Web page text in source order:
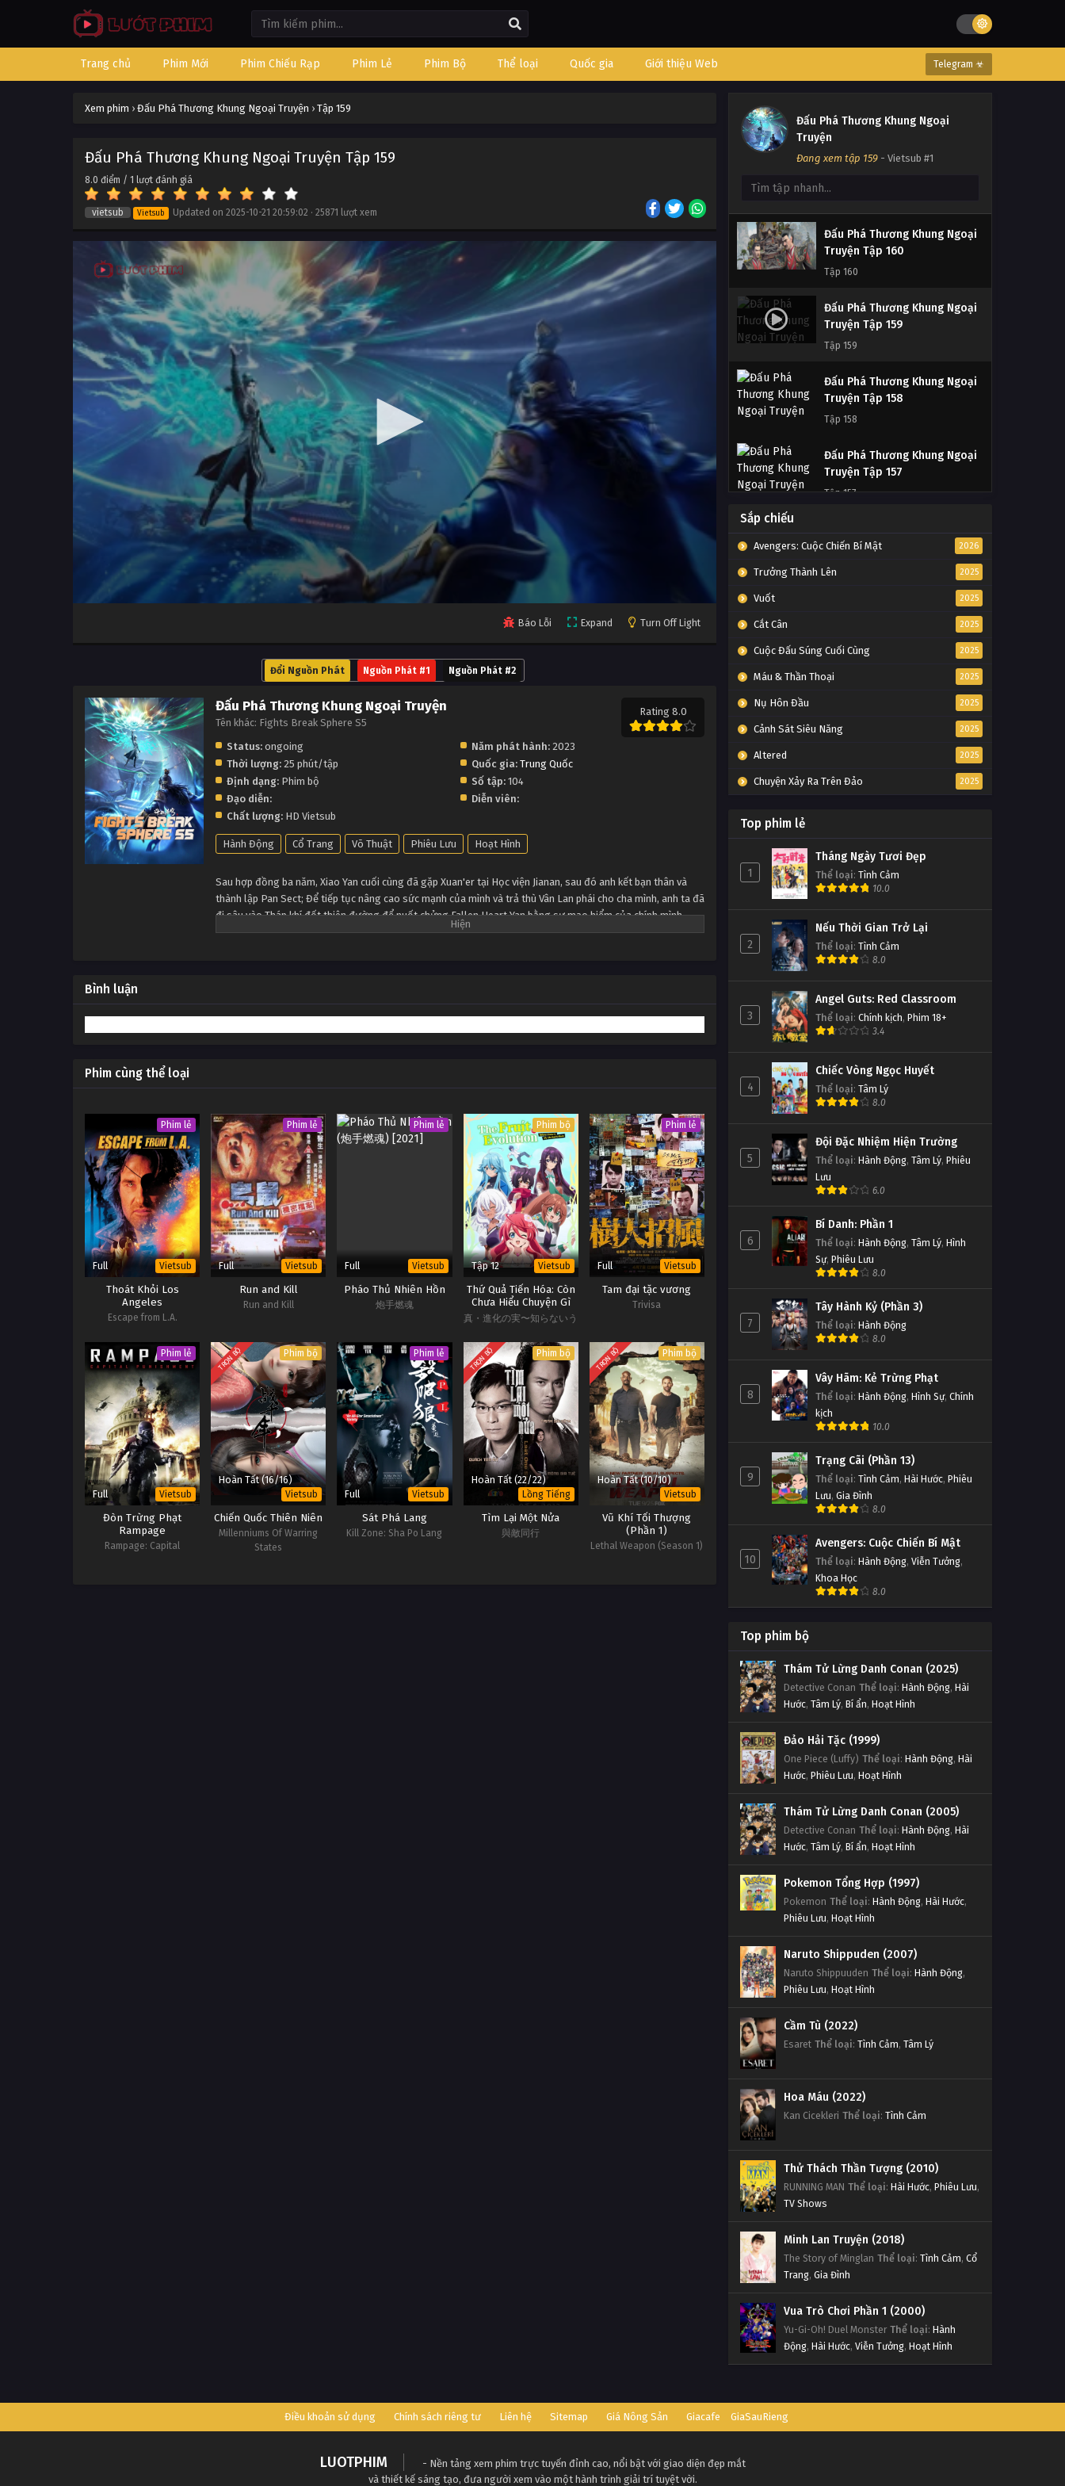
Trang chủ Phim Mới Phim Chiếu Rạp Phim Lẻ Phim Bộ Thể loại Quốc gia Giới thiệu Web Telegram ☣
Xem phim › Đấu Phá Thương Khung Ngoại Truyện › Tập 159
Đấu Phá Thương Khung Ngoại Truyện Tập 159
8.0 điểm / 1 lượt đánh giá
vietsub Vietsub Updated on 2025-10-21 20:59:02 · 25871 lượt xem
Báo Lỗi Expand Turn Off Light
Đổi Nguồn Phát Nguồn Phát #1 Nguồn Phát #2
Đấu Phá Thương Khung Ngoại Truyện
Tên khác: Fights Break Sphere S5
Rating 8.0
Status: ongoing Năm phát hành:2023
Thời lượng: 25 phút/tập Quốc gia: Trung Quốc
Định dạng: Phim bộ Số tập:104
Đạo diễn:
Diễn viên:
Chất lượng: HD Vietsub
Hành Động Cổ Trang Võ Thuật Phiêu Lưu Hoạt Hình
Sau hợp đồng ba năm, Xiao Yan cuối cùng đã gặp Xuan'er tại Học viện Jianan, sau đó anh kết bạn thân và
thành lập Pan Sect; Để tiếp tục nâng cao sức mạnh của mình và trả thù Vân Lan phái cho cha mình, anh ta đã
đi sâu vào Tháp khí đốt thiên đường để nuốt chửng Fallen Heart Yan bằng sự mạo hiểm của chính mình ...
Bình luận
Phim cùng thể loại
Phim lẻ
Full Vietsub
Thoát Khỏi Los
Angeles
Escape from L.A.
Phim lẻ
Full Vietsub
Run and Kill
Run and Kill
Phim lẻ
Full Vietsub
Pháo Thủ Nhiên Hồn
炮手燃魂
Phim bộ
Tập 12 Vietsub
Thứ Quả Tiến Hóa: Còn
Chưa Hiểu Chuyện Gì
Thì Đời Tôi Đã Trở Nên
真・進化の実〜知らないう
Phim lẻ
Full Vietsub
Tam đại tặc vương
Trivisa
Phim lẻ
Full Vietsub
Đòn Trừng Phạt
Rampage
Rampage: Capital
TRỌN BỘ Phim bộ
Hoàn Tất (16/16)
Vietsub
Chiến Quốc Thiên Niên
Millenniums Of Warring
States
Phim lẻ
Full Vietsub
Sát Phá Lang
Kill Zone: Sha Po Lang
TRỌN BỘ Phim bộ
Hoàn Tất (22/22)
Lồng Tiếng
Tìm Lại Một Nửa
與敵同行
TRỌN BỘ Phim bộ
Hoàn Tất (10/10)
Vietsub
Vũ Khí Tối Thượng
(Phần 1)
Lethal Weapon (Season 1)
Đấu Phá Thương Khung Ngoại
Truyện
Đang xem tập 159 - Vietsub #1
Đấu Phá Thương Khung Ngoại
Tập 163
Tập 162
Đấu Phá Thương Khung Ngoại
Đấu Phá Thương Khung Ngoại
Truyện Tập 160
Tập 160
Đấu Phá Thương Khung Ngoại
Truyện Tập 159
Tập 159
Đấu Phá Thương Khung Ngoại
Truyện Tập 158
Tập 158
Đấu Phá Thương Khung Ngoại
Truyện Tập 157
Tập 157
Truyện Tập 156
Tập 156
Đấu Phá Thương Khung Ngoại
Đấu Phá Thương Khung Ngoại
Đấu Phá Thương Khung Ngoại
Tập 153
Truyện Tập 152
Tập 152
Tập 151
Tập 150
Truyện Tập 149
Tập 149
Truyện Tập 148
Tập 148
Đấu Phá Thương Khung Ngoại
Tập 147
Đấu Phá Thương Khung Ngoại
Tập 146
Đấu Phá Thương Khung Ngoại
Tập 145
Đấu Phá Thương Khung Ngoại
Truyện Tập 144
Đấu Phá Thương Khung Ngoại
Truyện Tập 143
Đấu Phá Thương Khung Ngoại
Truyện Tập 142
Tập 142
Truyện Tập 141
Tập 141
Đấu Phá Thương Khung Ngoại
Tập 140
Đấu Phá Thương Khung Ngoại
Tập 139
Đấu Phá Thương Khung Ngoại
Truyện Tập 138
Tập 138
Truyện Tập 137
Tập 137
Truyện Tập 136
Tập 136
Truyện Tập 135
Tập 135
Truyện Tập 134
Tập 134
Truyện Tập 133
Tập 133
Truyện Tập 132
Tập 132
Sắp chiếu
Avengers: Cuộc Chiến Bí Mật 2026
Trưởng Thành Lên 2025
Vuốt 2025
Cắt Cân 2025
Cuộc Đấu Súng Cuối Cùng 2025
Máu & Thần Thoại 2025
Nụ Hôn Đầu 2025
Cảnh Sát Siêu Năng 2025
Altered 2025
Chuyện Xảy Ra Trên Đảo 2025
Top phim lẻ
1
Tháng Ngày Tươi Đẹp
Thể loại: Tình Cảm
10.0
2
Nếu Thời Gian Trở Lại
Thể loại: Tình Cảm
8.0
3
Angel Guts: Red Classroom
Thể loại: Chính kịch, Phim 18+
3.4
4
Chiếc Vòng Ngọc Huyết
Thể loại: Tâm Lý
8.0
5
Đội Đặc Nhiệm Hiện Trường
Thể loại: Hành Động, Tâm Lý, Phiêu
Lưu
6.0
6
Bí Danh: Phần 1
Thể loại: Hành Động, Tâm Lý, Hình
Sự, Phiêu Lưu
8.0
7
Tây Hành Kỷ (Phần 3)
Thể loại: Hành Động
8.0
8
Vây Hãm: Kẻ Trừng Phạt
Thể loại: Hành Động, Hình Sự, Chính
kịch
10.0
9
Trạng Cãi (Phần 13)
Thể loại: Tình Cảm, Hài Hước, Phiêu
Lưu, Gia Đình
8.0
10
Avengers: Cuộc Chiến Bí Mật
Thể loại: Hành Động, Viễn Tưởng,
Khoa Học
8.0
Top phim bộ
Thám Tử Lừng Danh Conan (2025)
Detective Conan Thể loại: Hành Động, Hài
Hước, Tâm Lý, Bí ẩn, Hoạt Hình
Đảo Hải Tặc (1999)
One Piece (Luffy) Thể loại: Hành Động, Hài
Hước, Phiêu Lưu, Hoạt Hình
Thám Tử Lừng Danh Conan (2005)
Detective Conan Thể loại: Hành Động, Hài
Hước, Tâm Lý, Bí ẩn, Hoạt Hình
Pokemon Tổng Hợp (1997)
Pokemon Thể loại: Hành Động, Hài Hước,
Phiêu Lưu, Hoạt Hình
Naruto Shippuden (2007)
Naruto Shippuuden Thể loại: Hành Động,
Phiêu Lưu, Hoạt Hình
Cầm Tù (2022)
Esaret Thể loại: Tình Cảm, Tâm Lý
Hoa Máu (2022)
Kan Cicekleri Thể loại: Tình Cảm
Thử Thách Thần Tượng (2010)
RUNNING MAN Thể loại: Hài Hước, Phiêu Lưu,
TV Shows
Minh Lan Truyện (2018)
The Story of Minglan Thể loại: Tình Cảm, Cổ
Trang, Gia Đình
Vua Trò Chơi Phần 1 (2000)
Yu-Gi-Oh! Duel Monster Thể loại: Hành
Động, Hài Hước, Viễn Tưởng, Hoạt Hình
Điều khoản sử dụng Chính sách riêng tư Liên hệ Sitemap Giá Nông Sản Giacafe GiaSauRieng
LUOTPHIM
- Nền tảng xem phim trực tuyến đỉnh cao, nổi bật với giao diện đẹp mắt
và thiết kế sáng tạo, đưa người xem vào một hành trình giải trí tuyệt vời.